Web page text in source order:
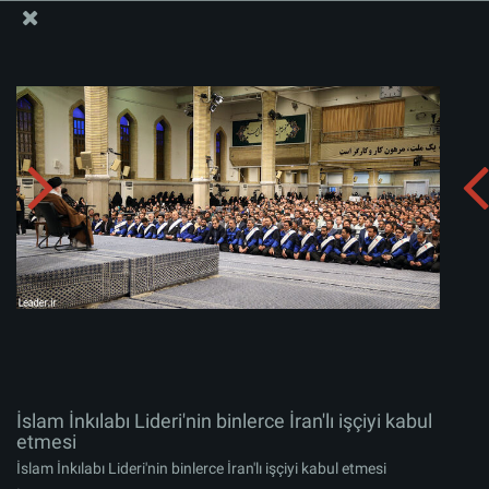
İslam İnkılabı Lideri'nin binlerce İran'lı işçiyi kabul
etmesi
Albümü indirin:
İslam İnkılabı Lideri'nin binlerce İran'lı işçiyi kabul
etmesi
İslam İnkılabı Lideri'nin binlerce İran'lı işçiyi kabul etmesi